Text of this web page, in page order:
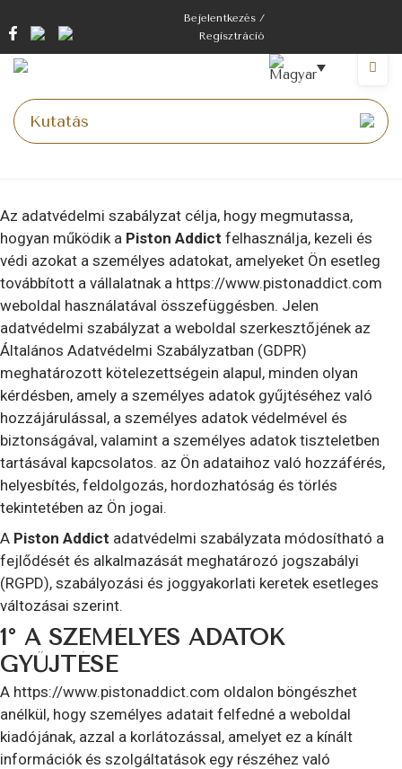
Bejelentkezés /
Regisztráció
Az adatvédelmi szabályzat célja, hogy megmutassa,
hogyan működik a Piston Addict felhasználja, kezeli és
védi azokat a személyes adatokat, amelyeket Ön esetleg
továbbított a vállalatnak a https://www.pistonaddict.com
weboldal használatával összefüggésben. Jelen
adatvédelmi szabályzat a weboldal szerkesztőjének az
Általános Adatvédelmi Szabályzatban (GDPR)
meghatározott kötelezettségein alapul, minden olyan
kérdésben, amely a személyes adatok gyűjtéséhez való
hozzájárulással, a személyes adatok védelmével és
biztonságával, valamint a személyes adatok tiszteletben
tartásával kapcsolatos. az Ön adataihoz való hozzáférés,
helyesbítés, feldolgozás, hordozhatóság és törlés
tekintetében az Ön jogai.
A Piston Addict adatvédelmi szabályzata módosítható a
fejlődését és alkalmazását meghatározó jogszabályi
(RGPD), szabályozási és joggyakorlati keretek esetleges
változásai szerint.
1° A SZEMÉLYES ADATOK
GYŰJTÉSE
A https://www.pistonaddict.com oldalon böngészhet
anélkül, hogy személyes adatait felfedné a weboldal
kiadójának, azzal a korlátozással, amelyet ez a kínált
információk és szolgáltatások egy részéhez való